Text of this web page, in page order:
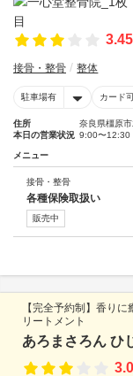
3.45
接骨・整骨 整体
駐車場有 カード
住所
奈良県橿原
本日の営業状況 9:00〜12:30
メニュー
接骨・整骨
各種保険取扱い
販売中
【完全予約制】香り
リートメント
あろまさろん ひ